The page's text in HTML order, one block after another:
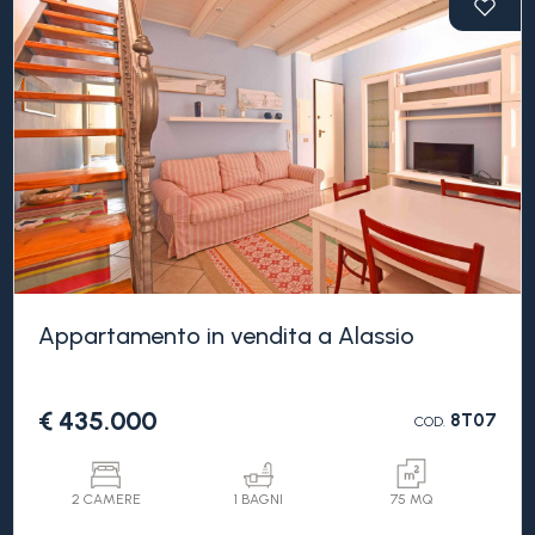
Appartamento in vendita a Alassio
€ 435.000 COD. 8T07
2 CAMERE 1 BAGNI 75 MQ
Piscina
Vista mare